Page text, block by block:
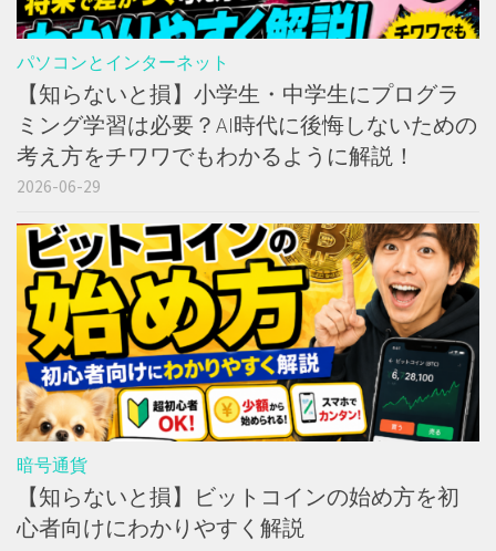
パソコンとインターネット
【知らないと損】小学生・中学生にプログラ
ミング学習は必要？AI時代に後悔しないための
考え方をチワワでもわかるように解説！
2026-06-29
暗号通貨
【知らないと損】ビットコインの始め方を初
心者向けにわかりやすく解説